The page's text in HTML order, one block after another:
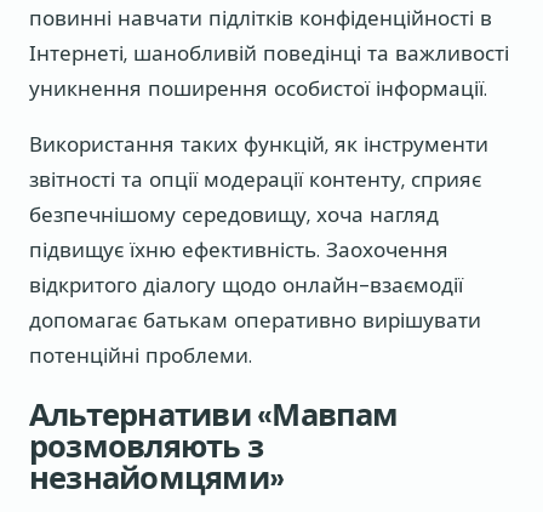
повинні навчати підлітків конфіденційності в
Інтернеті, шанобливій поведінці та важливості
уникнення поширення особистої інформації.
Використання таких функцій, як інструменти
звітності та опції модерації контенту, сприяє
безпечнішому середовищу, хоча нагляд
підвищує їхню ефективність. Заохочення
відкритого діалогу щодо онлайн-взаємодії
допомагає батькам оперативно вирішувати
потенційні проблеми.
Альтернативи «Мавпам
розмовляють з
незнайомцями»